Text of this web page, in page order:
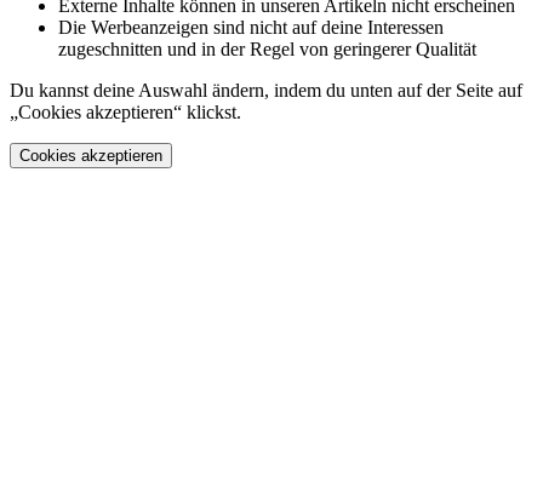
Externe Inhalte können in unseren Artikeln nicht erscheinen
Die Werbeanzeigen sind nicht auf deine Interessen
zugeschnitten und in der Regel von geringerer Qualität
Du kannst deine Auswahl ändern, indem du unten auf der Seite auf
„Cookies akzeptieren“ klickst.
Cookies akzeptieren